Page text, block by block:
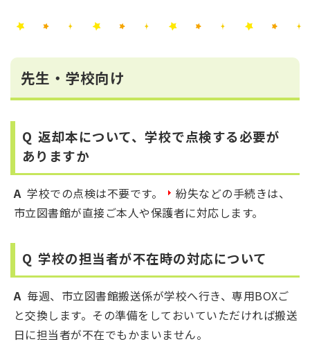
先生・学校向け
Q返却本について、学校で点検する必要が
ありますか
A学校での点検は不要です。
紛失などの手続きは、
市立図書館が直接ご本人や保護者に対応します。
Q 学校の担当者が不在時の対応について
A毎週、市立図書館搬送係が学校へ行き、専用BOXご
と交換します。その準備をしておいていただければ搬送
日に担当者が不在でもかまいません。